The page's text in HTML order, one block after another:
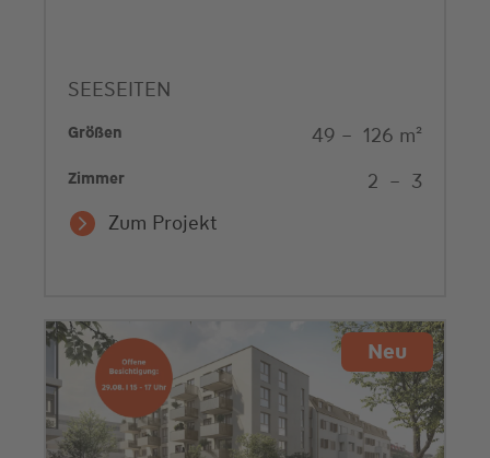
SEESEITEN
Größen 49 – 126 m²
Zimmer 2 – 3
Zum Projekt
Neu